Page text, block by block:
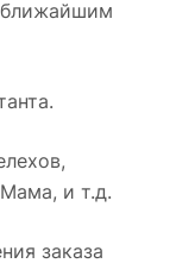
ближайшим
и т.д.
заказа